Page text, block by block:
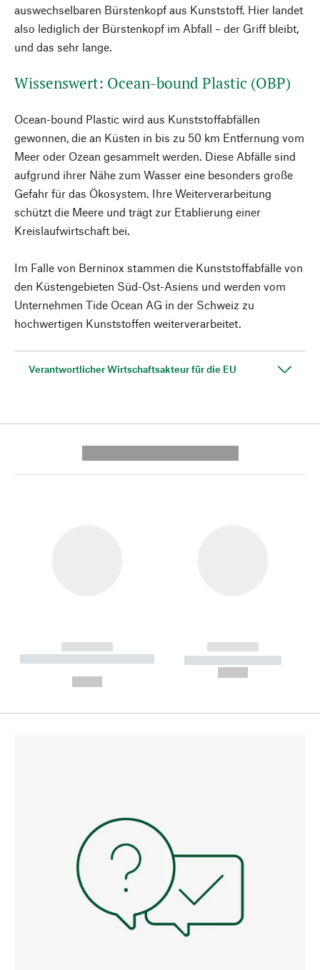
auswechselbaren Bürstenkopf aus Kunststoff. Hier landet
also lediglich der Bürstenkopf im Abfall – der Griff bleibt,
und das sehr lange.
Wissenswert: Ocean-bound Plastic (OBP)
Ocean-bound Plastic wird aus Kunststoffabfällen
gewonnen, die an Küsten in bis zu 50 km Entfernung vom
Meer oder Ozean gesammelt werden. Diese Abfälle sind
aufgrund ihrer Nähe zum Wasser eine besonders große
Gefahr für das Ökosystem. Ihre Weiterverarbeitung
schützt die Meere und trägt zur Etablierung einer
Kreislaufwirtschaft bei.
Im Falle von Berninox stammen die Kunststoffabfälle von
den Küstengebieten Süd-Ost-Asiens und werden vom
Unternehmen Tide Ocean AG in der Schweiz zu
hochwertigen Kunststoffen weiterverarbeitet.
Verantwortlicher Wirtschaftsakteur für die EU
------------
----------- ----------- --------
------------
----------- -----------